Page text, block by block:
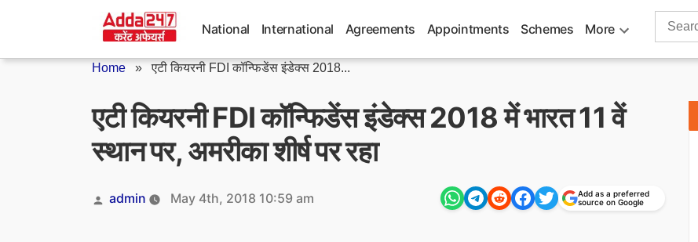
National International Agreements Appointments Schemes More
Search
Home »एटी कियरनी FDI कॉन्फिडेंस इंडेक्स 2018...
एटी कियरनी FDI कॉन्फिडेंस इंडेक्स 2018 में भारत 11 वें
स्थान पर, अमरीका शीर्ष पर रहा
Posted
admin May 4th, 2018 10:59 am
Add as a preferred
source on Google